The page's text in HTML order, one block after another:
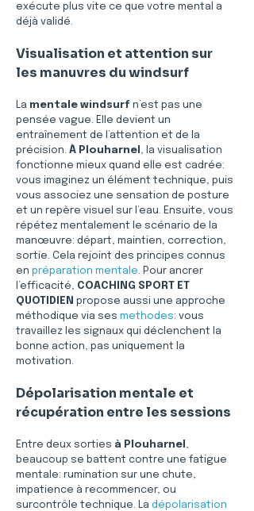
exécute plus vite ce que votre mental a
déjà validé.
Visualisation et attention sur
les manuvres du windsurf
La mentale windsurf n’est pas une
pensée vague. Elle devient un
entraînement de l’attention et de la
précision. À Plouharnel , la visualisation
fonctionne mieux quand elle est cadrée:
vous imaginez un élément technique, puis
vous associez une sensation de posture
et un repère visuel sur l’eau. Ensuite, vous
répétez mentalement le scénario de la
manœuvre: départ, maintien, correction,
sortie. Cela rejoint des principes connus
en préparation mentale. Pour ancrer
l’efficacité, COACHING SPORT ET
QUOTIDIEN propose aussi une approche
méthodique via ses methodes: vous
travaillez les signaux qui déclenchent la
bonne action, pas uniquement la
motivation.
Dépolarisation mentale et
récupération entre les sessions
Entre deux sorties à Plouharnel ,
beaucoup se battent contre une fatigue
mentale: rumination sur une chute,
impatience à recommencer, ou
surcontrôle technique. La dépolarisation